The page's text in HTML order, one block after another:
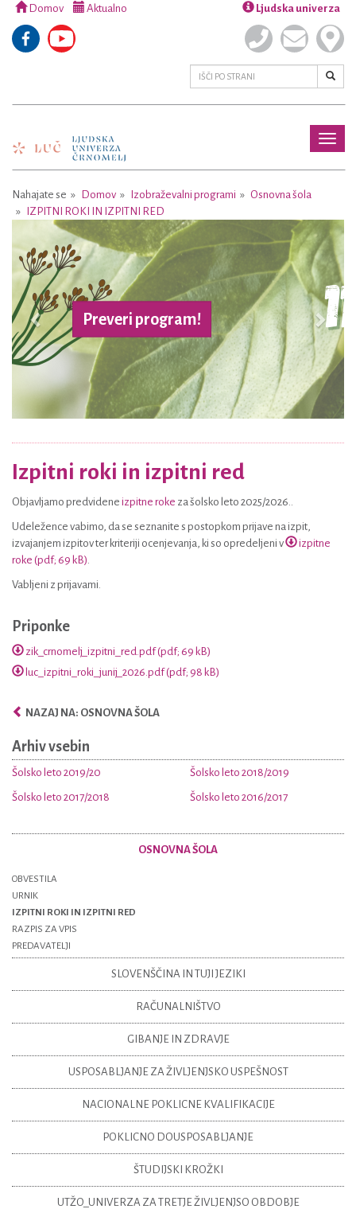
Domov Aktualno Ljudska univerza
Nahajate se Domov Izobraževalni programi
Osnovna šola
IZPITNI ROKI IN IZPITNI RED
Preveri program!
Previous Next
Izpitni roki in izpitni red
Objavljamo predvidene izpitne roke za šolsko leto 2025/2026..
Udeležence vabimo, da se seznanite s postopkom prijave na izpit,
izvajanjem izpitov ter kriteriji ocenjevanja, ki so opredeljeni v
izpitne
roke (pdf; 69 kB).
Vabljeni z prijavami.
Priponke
zik_crnomelj_izpitni_red.pdf (pdf; 69 kB)
luc_izpitni_roki_junij_2026.pdf (pdf; 98 kB)
NAZAJ NA: OSNOVNA ŠOLA
Arhiv vsebin
Šolsko leto 2019/20 Šolsko leto 2018/2019
Šolsko leto 2017/2018 Šolsko leto 2016/2017
OSNOVNA ŠOLA
OBVESTILA
URNIK
IZPITNI ROKI IN IZPITNI RED
RAZPIS ZA VPIS
PREDAVATELJI
SLOVENŠČINA IN TUJI JEZIKI
RAČUNALNIŠTVO
GIBANJE IN ZDRAVJE
USPOSABLJANJE ZA ŽIVLJENJSKO USPEŠNOST
NACIONALNE POKLICNE KVALIFIKACIJE
POKLICNO DOUSPOSABLJANJE
ŠTUDIJSKI KROŽKI
UTŽO_UNIVERZA ZA TRETJE ŽIVLJENJSO OBDOBJE